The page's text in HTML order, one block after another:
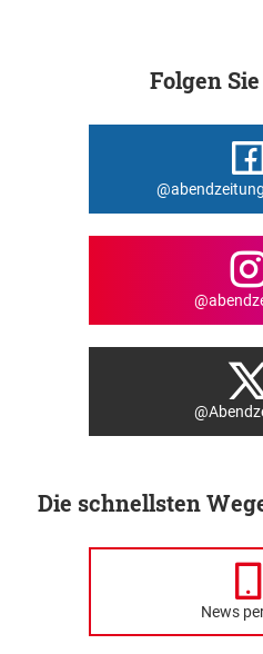
Folgen
Die schnellsten
News